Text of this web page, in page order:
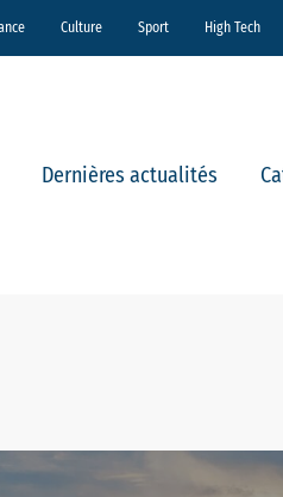
Culture Sport High Tech
Dernières actualités